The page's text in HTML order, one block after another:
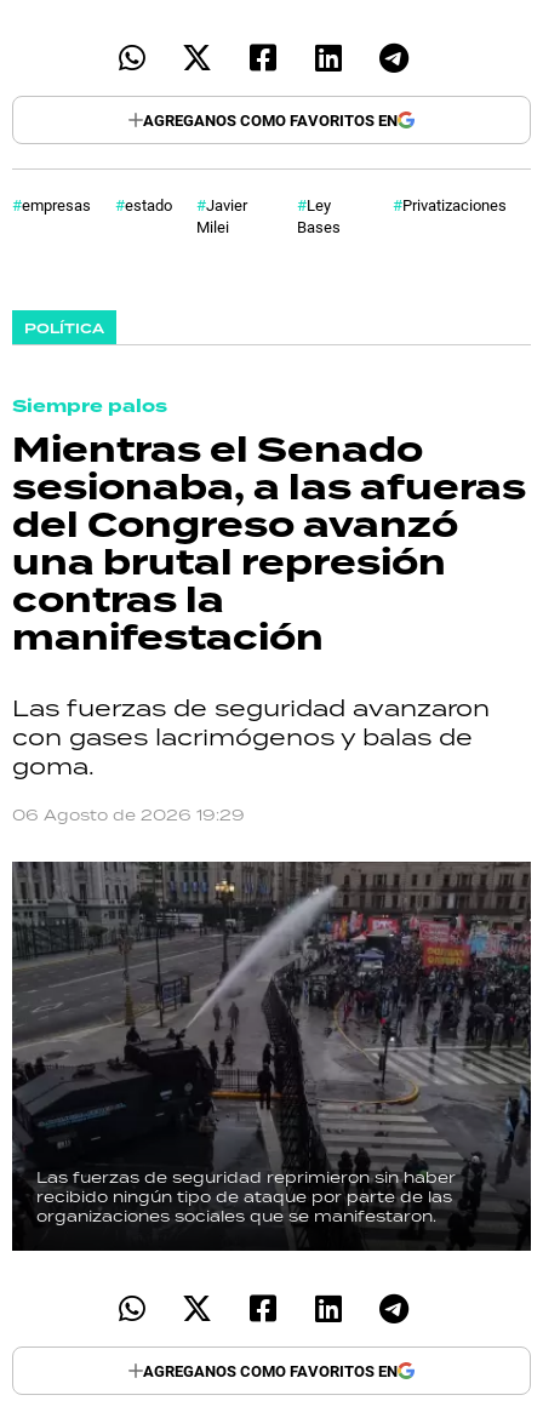
AGREGANOS COMO FAVORITOS EN
empresas estado
Javier
Milei
Ley
Bases
Privatizaciones
POLÍTICA
Siempre palos
Mientras el Senado
sesionaba, a las afueras
del Congreso avanzó
una brutal represión
contras la
manifestación
Las fuerzas de seguridad avanzaron
con gases lacrimógenos y balas de
goma.
06 Agosto de 2026 19:29
Las fuerzas de seguridad reprimieron sin haber
recibido ningún tipo de ataque por parte de las
organizaciones sociales que se manifestaron.
AGREGANOS COMO FAVORITOS EN